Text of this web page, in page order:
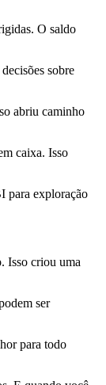
O saldo
sobre
abriu caminho
caixa. Isso
para exploração
Isso criou uma
ser
para todo